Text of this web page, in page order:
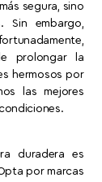
segura, sino
Sin embargo,
prolongar la
hermosos por
las mejores
duradera es
por marcas